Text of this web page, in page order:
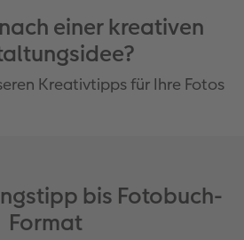
einer kreativen
Kreativtipps für Ihre Fotos
bis Fotobuch-
Format